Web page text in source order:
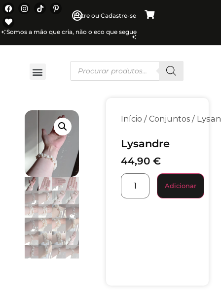
Entre ou Cadastre-se
Somos a mão que cria, não o eco que segue
Início /Conjuntos /
Lysandre
44,90€
Adicionar